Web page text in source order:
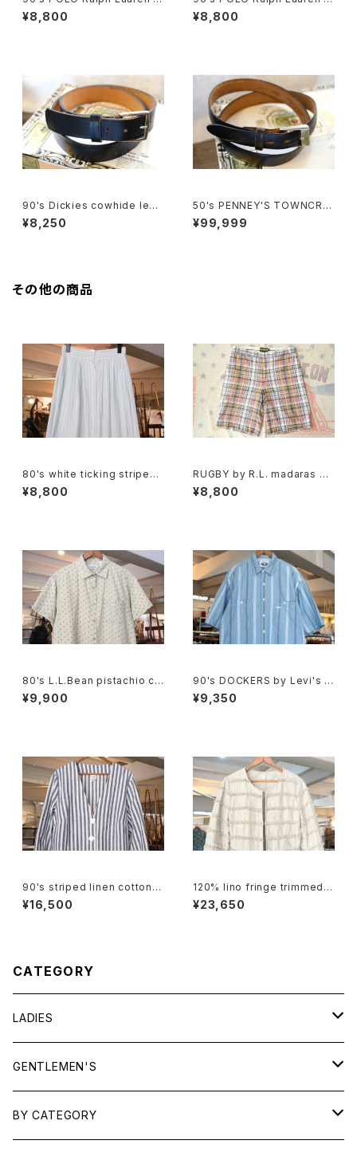
own leather Belt
¥8,800
own leather Belt w/wide b
uckle
¥8,800
90's Dickies cowhide leat
her black Belt "Made in U.
S.A."
¥8,250
50's PENNEY'S TOWNCRA
FT black saddle leather B
elt
¥99,999
その他の商品
80's white ticking striped
cotton flared Skirt
¥8,800
RUGBY by R.L. madaras pl
aid cotton Shorts
¥8,800
80's L.L.Bean pistachio cal
ico cotton box Shirt
¥9,900
90's DOCKERS by Levi's m
ulti-stripe chambray Shirt
¥9,350
90's striped linen cotton V
-neck Jacket
¥16,500
120% lino fringe trimmed c
ollarless Jacket
¥23,650
CATEGORY
LADIES
TOPS
SHIRTS
OUTERWEAR
GENTLEMEN'S
TOPS
BY CATEGORY